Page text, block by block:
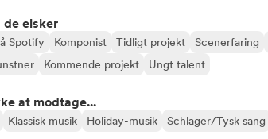
de elsker
Spotify Komponist Tidligt projekt Scenerfaring
Kommende projekt Ungt talent
at modtage...
Klassisk musik Holiday-musik Schlager/Tysk sang